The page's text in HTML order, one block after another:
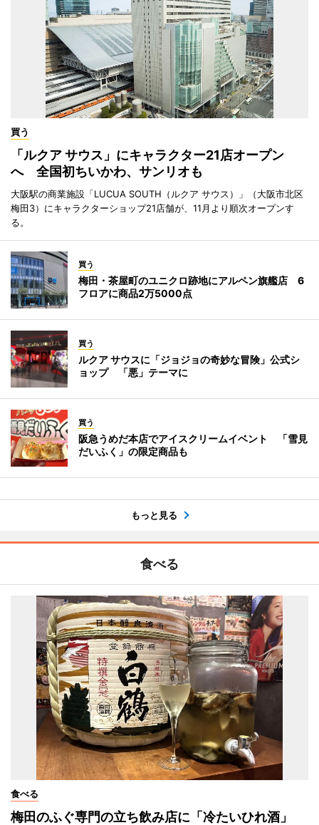
買う
「ルクア サウス」にキャラクター21店オープン
へ 全国初ちいかわ、サンリオも
大阪駅の商業施設「LUCUA SOUTH（ルクア サウス）」（大阪市北区
梅田3）にキャラクターショップ21店舗が、11月より順次オープンす
る。
買う
梅田・茶屋町のユニクロ跡地にアルペン旗艦店 6
フロアに商品2万5000点
買う
ルクア サウスに「ジョジョの奇妙な冒険」公式シ
ョップ 「悪」テーマに
買う
阪急うめだ本店でアイスクリームイベント 「雪見
だいふく」の限定商品も
もっと見る
食べる
食べる
梅田のふぐ専門の立ち飲み店に「冷たいひれ酒」